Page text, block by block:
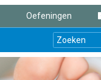
Oefeningen